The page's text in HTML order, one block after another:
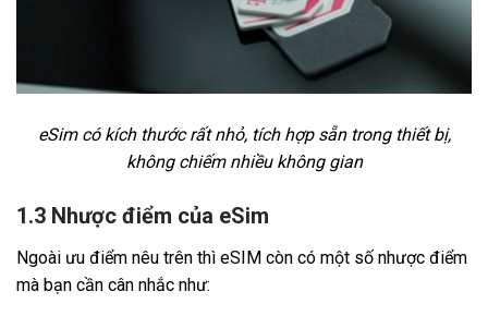
eSim có kích thước rất nhỏ, tích hợp sẵn trong thiết bị,
không chiếm nhiều không gian
1.3 Nhược điểm của eSim
Ngoài ưu điểm nêu trên thì eSIM còn có một số nhược điểm
mà bạn cần cân nhắc như: